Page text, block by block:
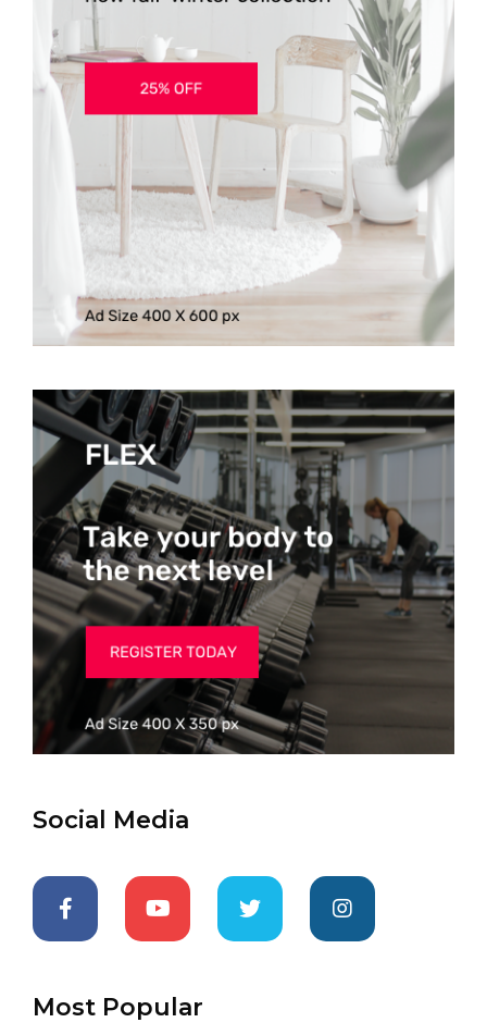
Social Media
Most Popular